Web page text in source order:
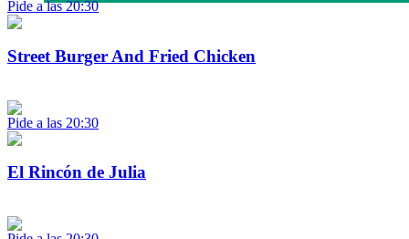
Pide a las 20:30
Street Burger And Fried Chicken
Pide a las 20:30
El Rincón de Julia